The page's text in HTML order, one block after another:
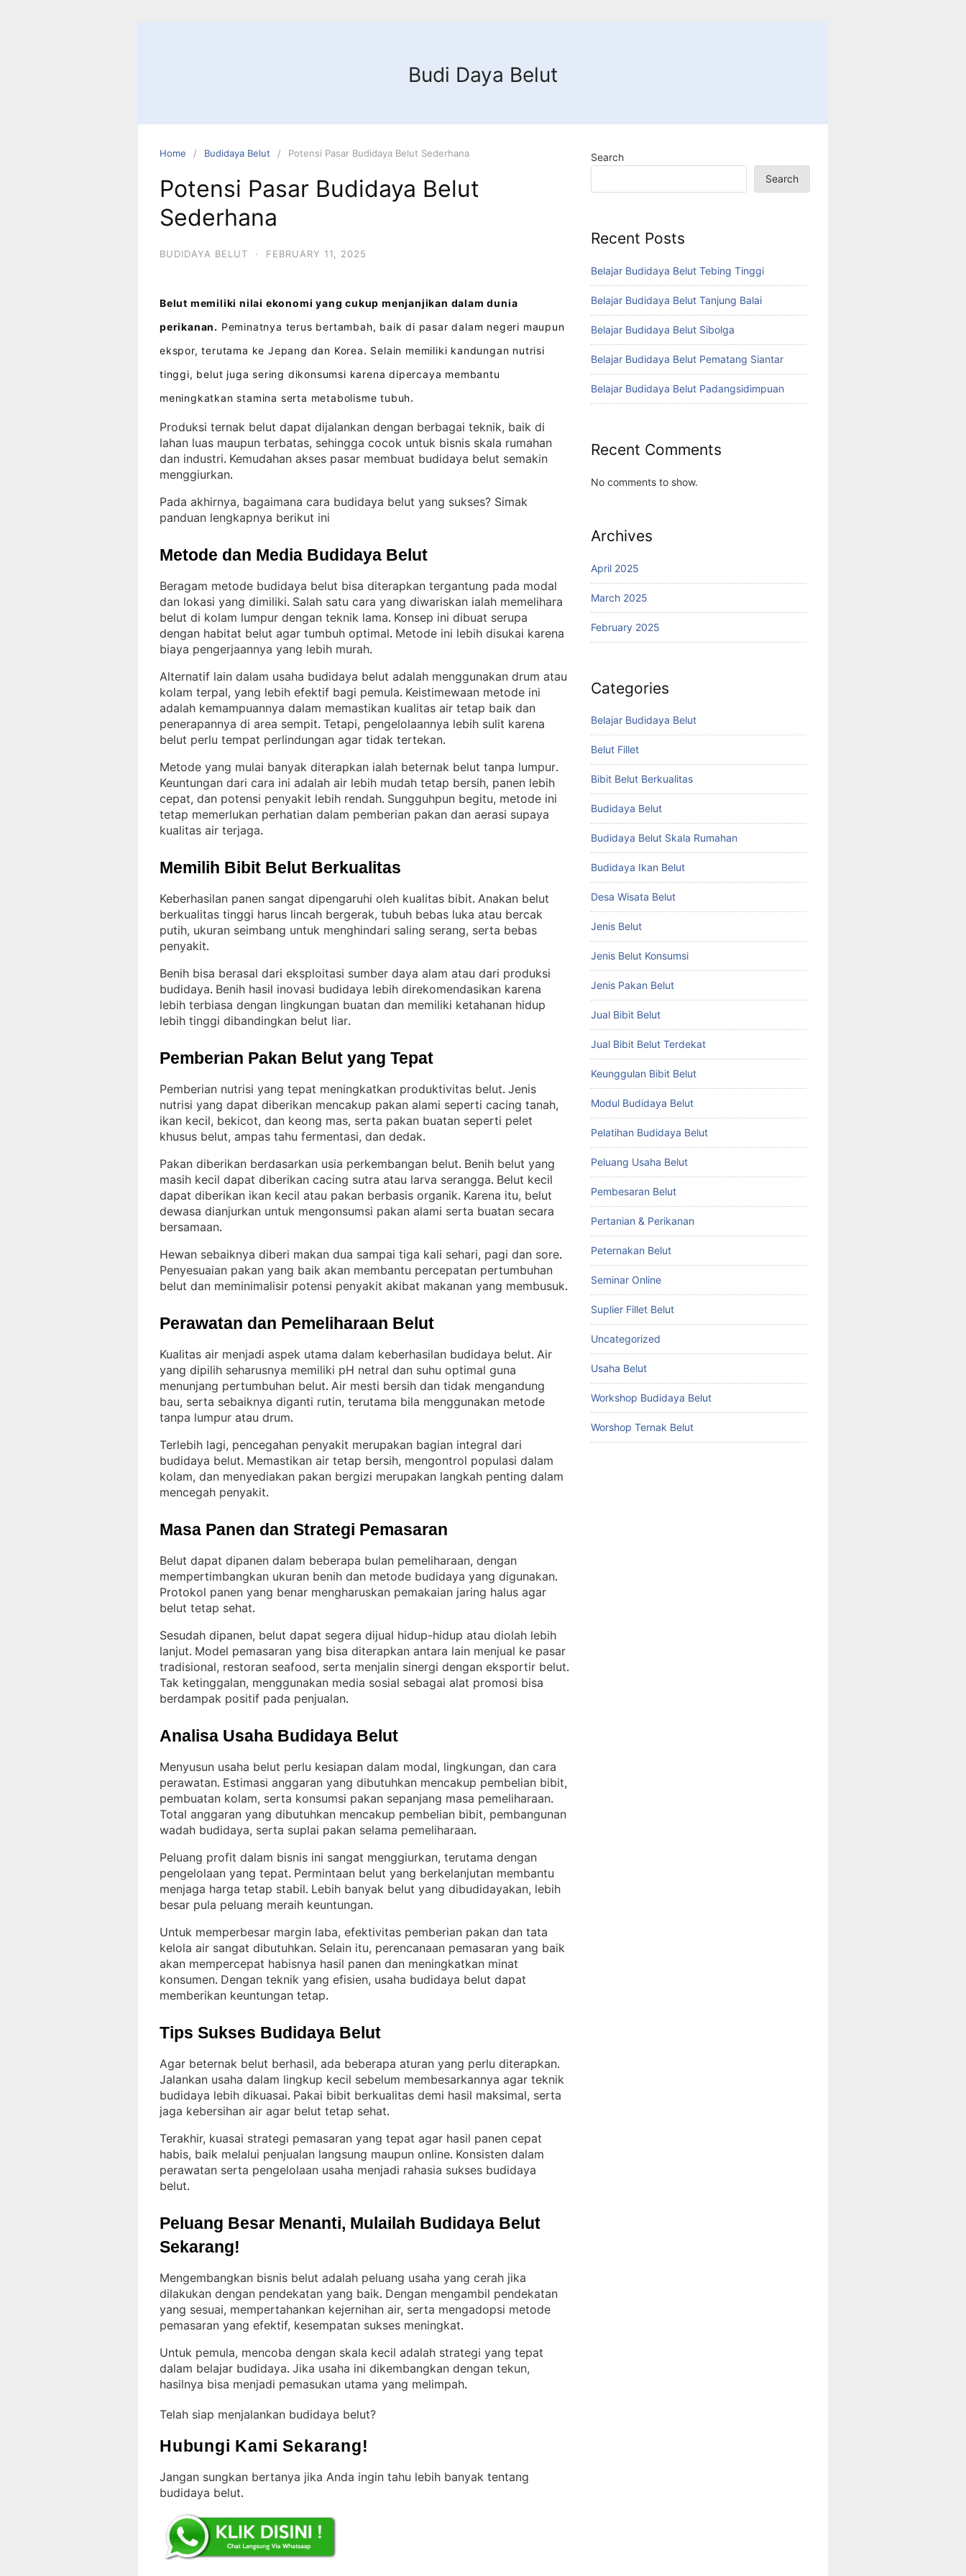
Budi Daya Belut
Home Budidaya Belut Potensi Pasar Budidaya Belut Sederhana
Potensi Pasar Budidaya Belut
Sederhana
BUDIDAYA BELUT · FEBRUARY 11, 2025
Belut memiliki nilai ekonomi yang cukup menjanjikan dalam dunia
perikanan. Peminatnya terus bertambah, baik di pasar dalam negeri maupun
ekspor, terutama ke Jepang dan Korea. Selain memiliki kandungan nutrisi
tinggi, belut juga sering dikonsumsi karena dipercaya membantu
meningkatkan stamina serta metabolisme tubuh.
Produksi ternak belut dapat dijalankan dengan berbagai teknik, baik di
lahan luas maupun terbatas, sehingga cocok untuk bisnis skala rumahan
dan industri. Kemudahan akses pasar membuat budidaya belut semakin
menggiurkan.
Pada akhirnya, bagaimana cara budidaya belut yang sukses? Simak
panduan lengkapnya berikut ini
Metode dan Media Budidaya Belut
Beragam metode budidaya belut bisa diterapkan tergantung pada modal
dan lokasi yang dimiliki. Salah satu cara yang diwariskan ialah memelihara
belut di kolam lumpur dengan teknik lama. Konsep ini dibuat serupa
dengan habitat belut agar tumbuh optimal. Metode ini lebih disukai karena
biaya pengerjaannya yang lebih murah.
Alternatif lain dalam usaha budidaya belut adalah menggunakan drum atau
kolam terpal, yang lebih efektif bagi pemula. Keistimewaan metode ini
adalah kemampuannya dalam memastikan kualitas air tetap baik dan
penerapannya di area sempit. Tetapi, pengelolaannya lebih sulit karena
belut perlu tempat perlindungan agar tidak tertekan.
Metode yang mulai banyak diterapkan ialah beternak belut tanpa lumpur
Keuntungan dari cara ini adalah air lebih mudah tetap bersih, panen lebih
cepat, dan potensi penyakit lebih rendah. Sungguhpun begitu, metode ini
tetap memerlukan perhatian dalam pemberian pakan dan aerasi supaya
kualitas air terjaga.
Memilih Bibit Belut Berkualitas
Keberhasilan panen sangat dipengaruhi oleh kualitas bibit. Anakan belut
berkualitas tinggi harus lincah bergerak, tubuh bebas luka atau bercak
putih, ukuran seimbang untuk menghindari saling serang, serta bebas
penyakit.
Benih bisa berasal dari eksploitasi sumber daya alam atau dari produksi
budidaya. Benih hasil inovasi budidaya lebih direkomendasikan karena
lebih terbiasa dengan lingkungan buatan dan memiliki ketahanan hidup
lebih tinggi dibandingkan belut liar.
Pemberian Pakan Belut yang Tepat
Pemberian nutrisi yang tepat meningkatkan produktivitas belut. Jenis
nutrisi yang dapat diberikan mencakup pakan alami seperti cacing tanah,
ikan kecil, bekicot, dan keong mas, serta pakan buatan seperti pelet
khusus belut, ampas tahu fermentasi, dan dedak.
Pakan diberikan berdasarkan usia perkembangan belut. Benih belut yang
masih kecil dapat diberikan cacing sutra atau larva serangga. Belut kecil
dapat diberikan ikan kecil atau pakan berbasis organik. Karena itu, belut
dewasa dianjurkan untuk mengonsumsi pakan alami serta buatan secara
bersamaan.
Hewan sebaiknya diberi makan dua sampai tiga kali sehari, pagi dan sore
Penyesuaian pakan yang baik akan membantu percepatan pertumbuhan
belut dan meminimalisir potensi penyakit akibat makanan yang membusuk.
Perawatan dan Pemeliharaan Belut
Kualitas air menjadi aspek utama dalam keberhasilan budidaya belut. Air
yang dipilih seharusnya memiliki pH netral dan suhu optimal guna
menunjang pertumbuhan belut. Air mesti bersih dan tidak mengandung
bau, serta sebaiknya diganti rutin, terutama bila menggunakan metode
tanpa lumpur atau drum.
Terlebih lagi, pencegahan penyakit merupakan bagian integral dari
budidaya belut. Memastikan air tetap bersih, mengontrol populasi dalam
kolam, dan menyediakan pakan bergizi merupakan langkah penting dalam
mencegah penyakit.
Masa Panen dan Strategi Pemasaran
Belut dapat dipanen dalam beberapa bulan pemeliharaan, dengan
mempertimbangkan ukuran benih dan metode budidaya yang digunakan
Protokol panen yang benar mengharuskan pemakaian jaring halus agar
belut tetap sehat.
Sesudah dipanen, belut dapat segera dijual hidup-hidup atau diolah lebih
lanjut. Model pemasaran yang bisa diterapkan antara lain menjual ke pasar
tradisional, restoran seafood, serta menjalin sinergi dengan eksportir belut
Tak ketinggalan, menggunakan media sosial sebagai alat promosi bisa
berdampak positif pada penjualan.
Analisa Usaha Budidaya Belut
Menyusun usaha belut perlu kesiapan dalam modal, lingkungan, dan cara
perawatan. Estimasi anggaran yang dibutuhkan mencakup pembelian bibit,
pembuatan kolam, serta konsumsi pakan sepanjang masa pemeliharaan
Total anggaran yang dibutuhkan mencakup pembelian bibit, pembangunan
wadah budidaya, serta suplai pakan selama pemeliharaan.
Peluang profit dalam bisnis ini sangat menggiurkan, terutama dengan
pengelolaan yang tepat. Permintaan belut yang berkelanjutan membantu
menjaga harga tetap stabil. Lebih banyak belut yang dibudidayakan, lebih
besar pula peluang meraih keuntungan.
Untuk memperbesar margin laba, efektivitas pemberian pakan dan tata
kelola air sangat dibutuhkan. Selain itu, perencanaan pemasaran yang baik
akan mempercepat habisnya hasil panen dan meningkatkan minat
konsumen. Dengan teknik yang efisien, usaha budidaya belut dapat
memberikan keuntungan tetap.
Tips Sukses Budidaya Belut
Agar beternak belut berhasil, ada beberapa aturan yang perlu diterapkan
Jalankan usaha dalam lingkup kecil sebelum membesarkannya agar teknik
budidaya lebih dikuasai. Pakai bibit berkualitas demi hasil maksimal, serta
jaga kebersihan air agar belut tetap sehat.
Terakhir, kuasai strategi pemasaran yang tepat agar hasil panen cepat
habis, baik melalui penjualan langsung maupun online. Konsisten dalam
perawatan serta pengelolaan usaha menjadi rahasia sukses budidaya
belut.
Peluang Besar Menanti, Mulailah Budidaya Belut
Sekarang!
Mengembangkan bisnis belut adalah peluang usaha yang cerah jika
dilakukan dengan pendekatan yang baik. Dengan mengambil pendekatan
yang sesuai, mempertahankan kejernihan air, serta mengadopsi metode
pemasaran yang efektif, kesempatan sukses meningkat.
Untuk pemula, mencoba dengan skala kecil adalah strategi yang tepat
dalam belajar budidaya. Jika usaha ini dikembangkan dengan tekun,
hasilnya bisa menjadi pemasukan utama yang melimpah.
Telah siap menjalankan budidaya belut?
Hubungi Kami Sekarang!
Jangan sungkan bertanya jika Anda ingin tahu lebih banyak tentang
budidaya belut.
Search
Search
Recent Posts
Belajar Budidaya Belut Tebing Tinggi
Belajar Budidaya Belut Tanjung Balai
Belajar Budidaya Belut Sibolga
Belajar Budidaya Belut Pematang Siantar
Belajar Budidaya Belut Padangsidimpuan
Recent Comments
No comments to show.
Archives
April 2025
March 2025
February 2025
Categories
Belajar Budidaya Belut
Belut Fillet
Bibit Belut Berkualitas
Budidaya Belut
Budidaya Belut Skala Rumahan
Budidaya Ikan Belut
Desa Wisata Belut
Jenis Belut
Jenis Belut Konsumsi
Jenis Pakan Belut
Jual Bibit Belut
Jual Bibit Belut Terdekat
Keunggulan Bibit Belut
Modul Budidaya Belut
Pelatihan Budidaya Belut
Peluang Usaha Belut
Pembesaran Belut
Pertanian & Perikanan
Peternakan Belut
Seminar Online
Suplier Fillet Belut
Uncategorized
Usaha Belut
Workshop Budidaya Belut
Worshop Ternak Belut